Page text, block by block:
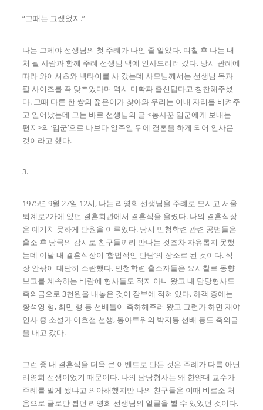
“그때는 그랬었지.”
나는 그제야 선생님의 첫 주례가 나인 줄 알았다. 며칠 후 나는 내
처 될 사람과 함께 주례 선생님 댁에 인사드리러 갔다. 당시 관례에
따라 와이셔츠와 넥타이를 사 갔는데 사모님께서는 선생님 목과
팔 사이즈를 꼭 맞추었다며 역시 미학과 출신답다고 칭찬해주셨
다. 그때 다른 한 쌍의 젊은이가 찾아와 우리는 이내 자리를 비켜주
고 일어났는데 그는 바로 선생님의 글 <농사꾼 임군에게 보내는
편지>의 ‘임군’으로 나보다 일주일 뒤에 결혼을 하게 되어 인사온
것이라고 했다.
3.
1975년 9월 27일 12시, 나는 리영희 선생님을 주례로 모시고 서울
퇴계로2가에 있던 결혼회관에서 결혼식을 올렸다. 나의 결혼식장
은 예기치 못하게 만원을 이루었다. 당시 민청학련 관련 공범들은
출소 후 당국의 감시로 친구들끼리 만나는 것조차 자유롭지 못했
는데 이날 내 결혼식장이 ‘합법적인 만남’의 장소로 된 것이다. 식
장 안팎이 대단히 소란했다. 민청학련 출소자들은 요시찰로 동향
보고를 계속하는 바람에 형사들도 적지 아니 왔고 내 담당형사도
축의금으로 3천원을 내놓은 것이 장부에 적혀 있다. 하객 중에는
황석영 형, 최민 형 등 선배들이 축하해주러 왔고 그런가 하면 재야
인사 중 소설가 이호철 선생, 동아투위의 박지동 선배 등도 축의금
을 내고 갔다.
그런 중 내 결혼식을 더욱 큰 이벤트로 만든 것은 주례가 다름 아닌
리영희 선생이었기 때문이다. 나의 담당형사는 왜 한양대 교수가
주례를 맡게 됐냐고 의아해했지만 나의 친구들은 이때 비로소 처
음으로 글로만 뵙던 리영희 선생님의 얼굴을 뵐 수 있었던 것이다.